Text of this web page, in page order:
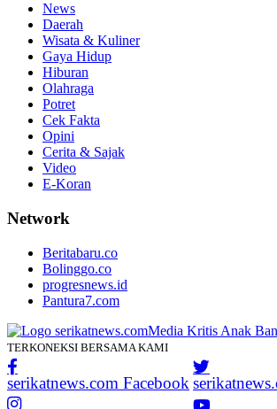
News
Daerah
Wisata & Kuliner
Gaya Hidup
Hiburan
Olahraga
Potret
Cek Fakta
Opini
Cerita & Sajak
Video
E-Koran
Network
Beritabaru.co
Bolinggo.co
progresnews.id
Pantura7.com
TERKONEKSI BERSAMA KAMI
serikatnews.com Facebook